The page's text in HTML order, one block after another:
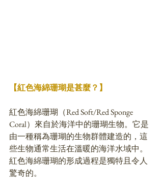
【紅色海綿珊瑚是甚麼？】
紅色海綿珊瑚（Red Soft/Red Sponge
Coral）來自於海洋中的珊瑚生物。它是
由一種稱為珊瑚的生物群體建造的，這
些生物通常生活在溫暖的海洋水域中。
紅色海綿珊瑚的形成過程是獨特且令人
驚奇的。